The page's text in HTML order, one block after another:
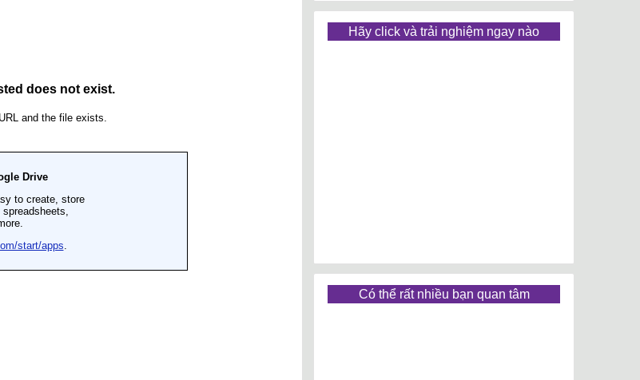
Hãy click và trải nghiệm ngay nào
Có thể rất nhiều bạn quan tâm